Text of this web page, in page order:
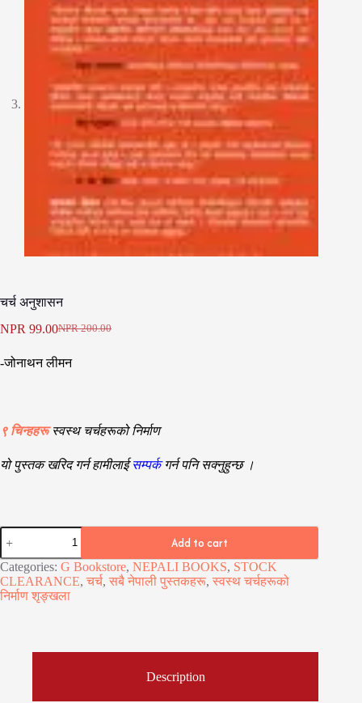
चर्च अनुशासन
NPR200.00
Original
was:
NPR 99.00Current
is:
-जोनाथन लीमन
९चिन्हहरूस्वस्थ चर्चहरूको निर्माण
यो पुस्तक खरिद गर्न हामीलाई सम्पर्कगर्न पनिसक्नुहुन्छ ।
चर्च
अनुशासन
quantity
Add to cart
Categories: G Bookstore, NEPALI BOOKS, STOCK
CLEARANCE, चर्च, सबै नेपाली पुस्तकहरू, स्वस्थ चर्चहरूको
निर्माण शृङ्खला
Description